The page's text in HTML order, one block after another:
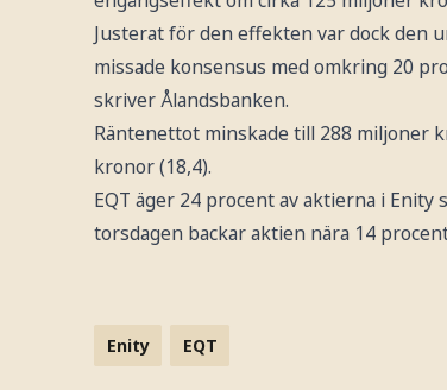
Justerat för den effekten var dock den
missade konsensus med omkring 20
skriver Ålandsbanken.
Räntenettot minskade till 288 miljoner
kronor (18,4).
EQT äger 24 procent av aktierna i
torsdagen backar aktien nära 14
Enity EQT